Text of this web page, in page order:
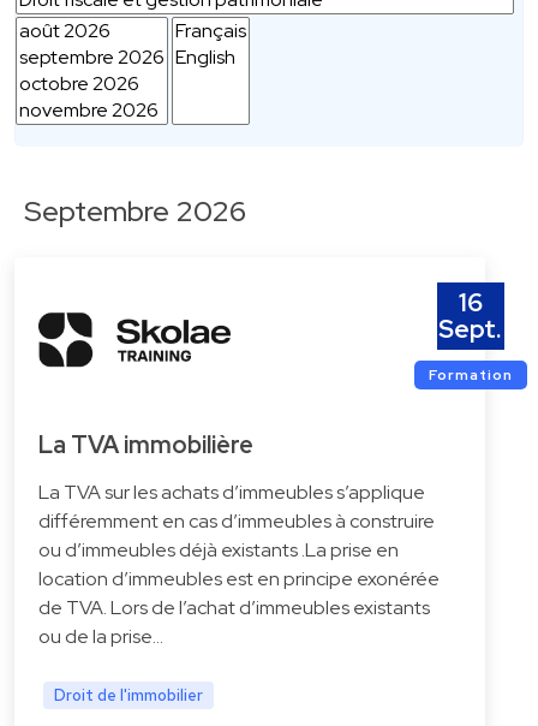
Septembre 2026
16
Sept.
Formation
La TVA immobilière
La TVA sur les achats d’immeubles s’applique
différemment en cas d’immeubles à construire
ou d’immeubles déjà existants .La prise en
location d’immeubles est en principe exonérée
de TVA. Lors de l’achat d’immeubles existants
ou de la prise…
Droit de l'immobilier